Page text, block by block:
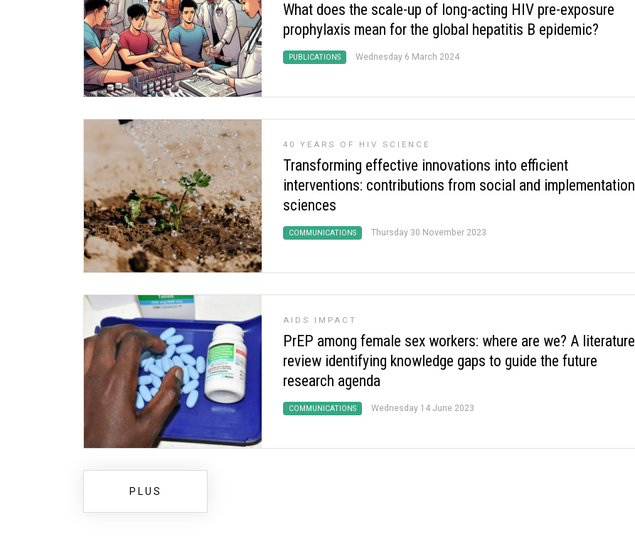
What does the scale-up of long-acting HIV pre-exposure
prophylaxis mean for the global hepatitis B epidemic?
PUBLICATIONS Wednesday 6 March 2024
40 YEARS OF HIV SCIENCE
Transforming effective innovations into efficient
interventions: contributions from social and implementation
sciences
COMMUNICATIONS Thursday 30 November 2023
AIDS IMPACT
PrEP among female sex workers: where are we? A literature
review identifying knowledge gaps to guide the future
research agenda
COMMUNICATIONS Wednesday 14 June 2023
PLUS